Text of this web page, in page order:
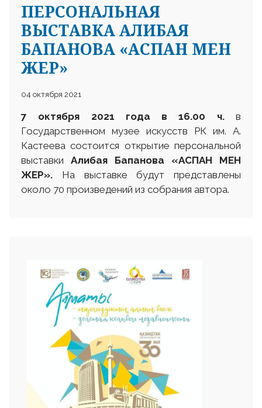
ПЕРСОНАЛЬНАЯ
ВЫСТАВКА АЛИБАЯ
БАПАНОВА «АСПАН МЕН
ЖЕР»
04 октября 2021
7 октября 2021 года в 16.00 ч.в
Государственном музее искусств РК им. А.
Кастеева состоится открытие персональной
выставки Алибая Бапанова «АСПАН МЕН
ЖЕР». На выставке будут представлены
около 70 произведений из собрания автора.